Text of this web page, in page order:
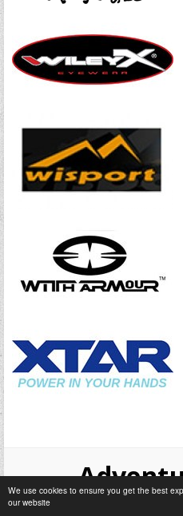
We use cookies to ensure you get the best
our website